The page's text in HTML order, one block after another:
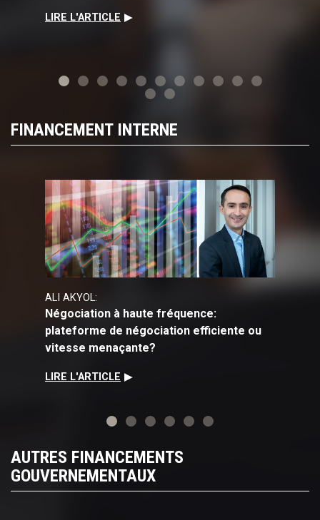
LIRE L'ARTICLE
FINANCEMENT INTERNE
ALI AKYOL:
Négociation à haute fréquence:
plateforme de négociation efficiente ou
vitesse menaçante?
LIRE L'ARTICLE
AUTRES FINANCEMENTS
GOUVERNEMENTAUX